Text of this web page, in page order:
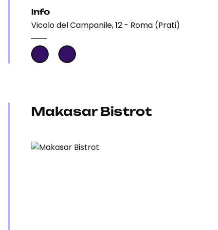
Info
Vicolo del Campanile, 12 - Roma (Prati)
Makasar Bistrot